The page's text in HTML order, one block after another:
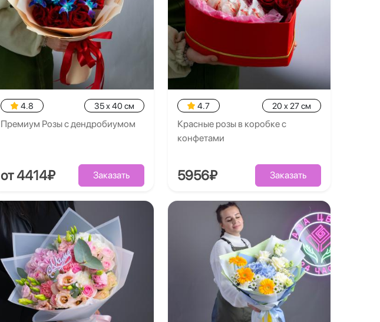
4.8 35 x 40 см
Премиум Розы с дендробиумом
от 4414₽ Заказать
4.7 20 x 27 см
Красные розы в коробке с
конфетами
5956₽ Заказать